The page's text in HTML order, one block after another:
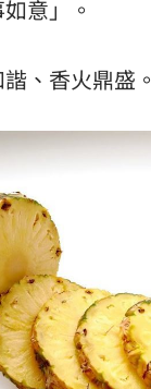
意」。
、香火鼎盛。